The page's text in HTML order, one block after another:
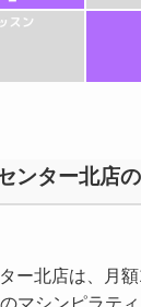
ンター北店
ー北店は、月
マシンピラテ